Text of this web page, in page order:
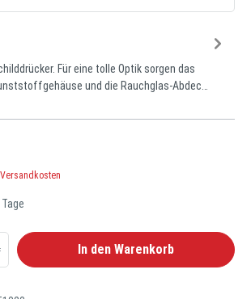
Für eine tolle Optik sorgen das
und die Rauchglas-Abdec…
In den Warenkorb